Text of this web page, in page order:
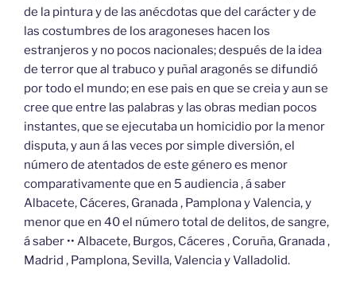
de la pintura y de las anécdotas que del carácter y de
las costumbres de los aragoneses hacen los
estranjeros y no pocos nacionales; después de la idea
de terror que al trabuco y puñal aragonés se difundió
por todo el mundo; en ese pais en que se creia y aun se
cree que entre las palabras y las obras median pocos
instantes, que se ejecutaba un homicidio por la menor
disputa, y aun á las veces por simple diversión, el
número de atentados de este género es menor
comparativamente que en 5 audiencia , á saber
Albacete, Cáceres, Granada , Pamplona y Valencia, y
menor que en 40 el número total de delitos, de sangre,
á saber •• Albacete, Burgos, Cáceres , Coruña, Granada ,
Madrid , Pamplona, Sevilla, Valencia y Valladolid.